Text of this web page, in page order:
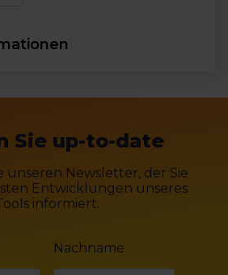
Sie up-to-date
unseren Newsletter, der Sie
Entwicklungen unseres
informiert.
Nachname